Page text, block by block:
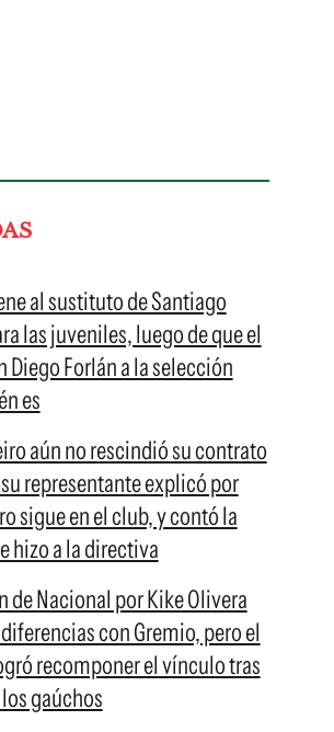
al sustituto de Santiago
las juveniles, luego de que el
Diego Forlán a la selección
es
aún no rescindió su contrato
representante explicó por
sigue en el club, y contó la
hizo a la directiva
de Nacional por Kike Olivera
con Gremio, pero el
recomponer el vínculo tras
gaúchos